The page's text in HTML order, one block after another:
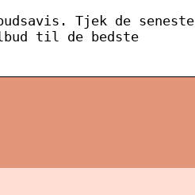
Tjek de seneste
til de bedste